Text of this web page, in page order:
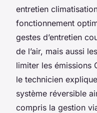
entretien
fonctionnement
gestes d’entretien
de l’air, mais aussi
limiter les émissions
le technicien
système réversible
compris la gestion